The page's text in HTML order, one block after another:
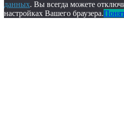
данных. Вы всегда можете
настройках Вашего браузера.